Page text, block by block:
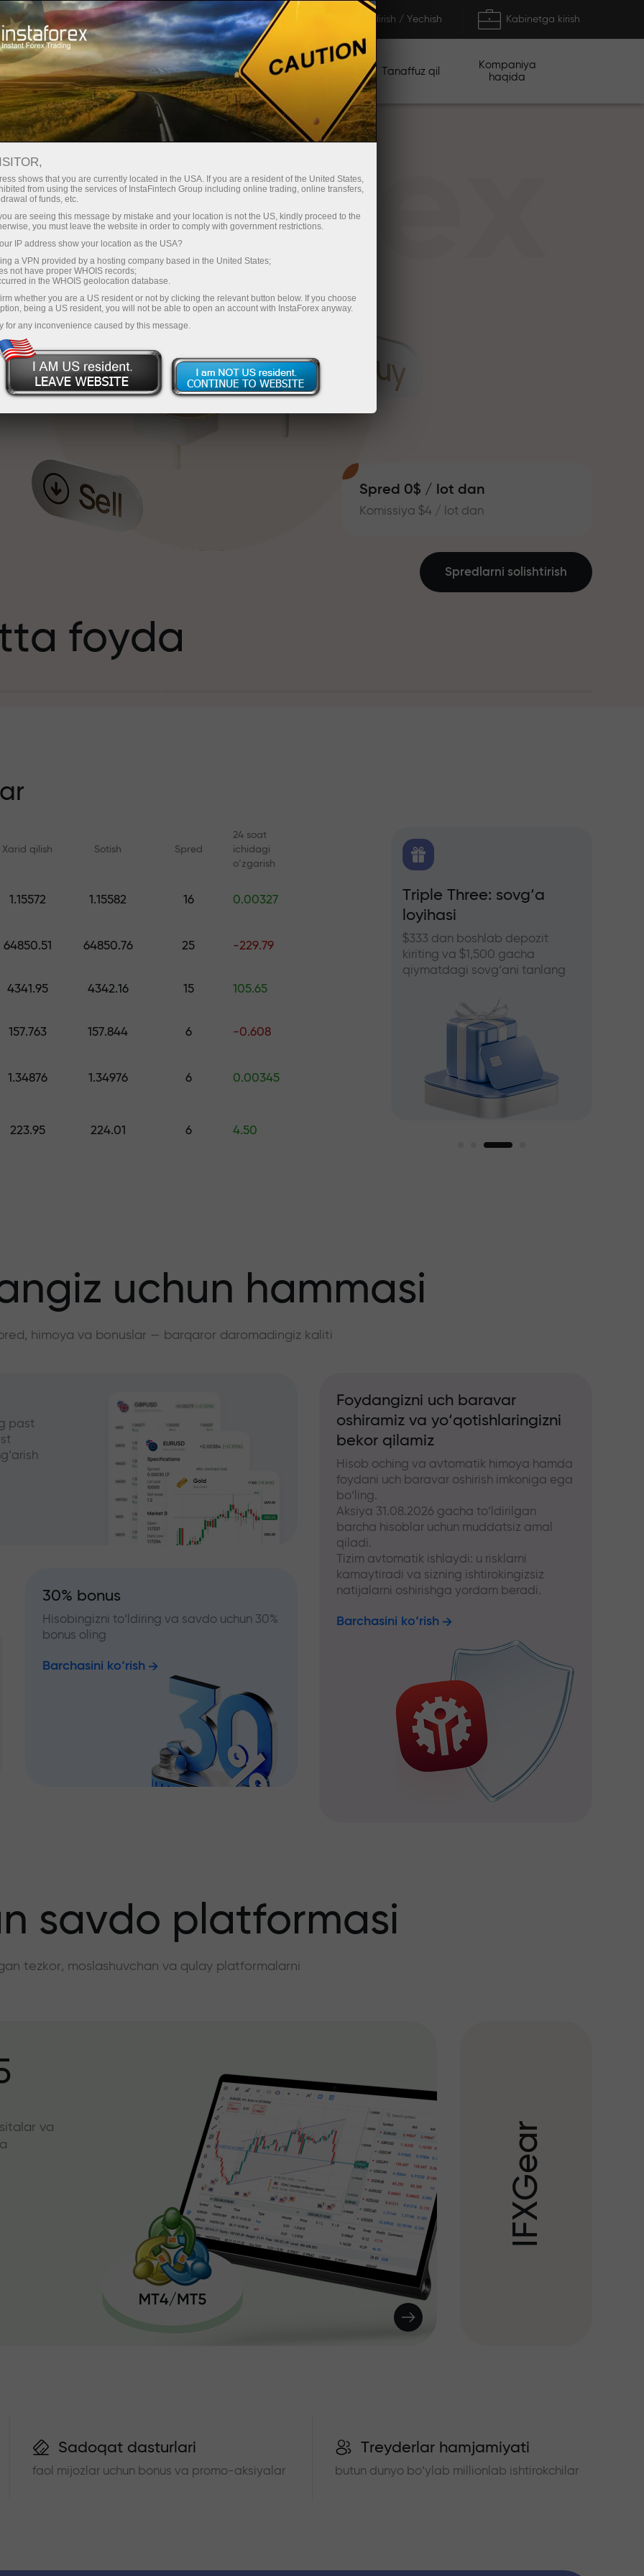
Hisob-varag'ini tez ochish Savdo platformasi To'ldirish / Yechish Kabinetga kirish
Endi ish
uchun
Investorlar uchun Hamkorlar uchun Promoaksiyalar Tanaffuz qil
Kompaniya
haqida
Spred 0$ / lot dan
Komissiya $4 / lot dan
foyda
uchun
jekpoti
$1,500 gacha qiymatdagi sovg‘ani tanlang
— foydangiz
— bozordagi
Spredlarni solishtirish
Xarid qilish Sotish Spred
24 soat
ichidagi
o‘zgarish
1.15572 1.15582 16 0.00327
64850.51 64850.76 25 -229.79
4341.95 4342.16 15 105.65
157.763 157.844 6 -0.608
1.34876 1.34976 6 0.00345
223.95 224.01 6 4.50
Onlayn kurslar
va vebinarlar
FX.CO bilan analitika
Triple Three: sovg‘a
loyihasi
$333 dan boshlab depozit
kiriting va $1,500 gacha
qiymatdagi sovg‘ani tanlang
uchun hammasi
himoya va bonuslar — barqaror daromadingiz kaliti
past
30% bonus
Hisobingizni to‘ldiring va savdo uchun 30%
bonus oling
Barchasini ko‘rish
Foydangizni uch baravar
oshiramiz va yo‘qotishlaringizni
bekor qilamiz
Hisob oching va avtomatik himoya hamda
foydani uch baravar oshirish imkoniga ega
bo‘ling.
Aksiya 31.08.2026 gacha to‘ldirilgan
barcha hisoblar uchun muddatsiz amal
qiladi.
Tizim avtomatik ishlaydi: u risklarni
kamaytiradi va sizning ishtirokingizsiz
natijalarni oshirishga yordam beradi.
Barchasini ko‘rish
savdo platformasi
tezkor, moslashuvchan va qulay platformalarni
va
I
F
X
G
e
a
r
Sadoqat dasturlari
faol mijozlar uchun bonus va promo-aksiyalar
Treyderlar hamjamiyati
butun dunyo bo‘ylab millionlab ishtirokchilar
shows that you are currently located in the USA. If you are a resident of the United States,
from using the services of InstaFintech Group including online trading, online transfers,
of funds, etc.
are seeing this message by mistake and your location is not the US, kindly proceed to the
you must leave the website in order to comply with government restrictions.
IP address show your location as the USA?
a VPN provided by a hosting company based in the United States;
not have proper WHOIS records;
in the WHOIS geolocation database.
whether you are a US resident or not by clicking the relevant button below. If you choose
being a US resident, you will not be able to open an account with InstaForex anyway.
for any inconvenience caused by this message.